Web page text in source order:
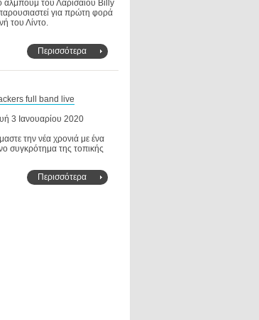
του Λίντο.
Περισσότερα
full band live
3 Ιανουαρίου 2020
Περισσότερα